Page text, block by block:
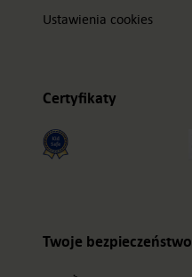
Ustawienia cookies
Certyfikaty
Twoje bezpieczeństwo